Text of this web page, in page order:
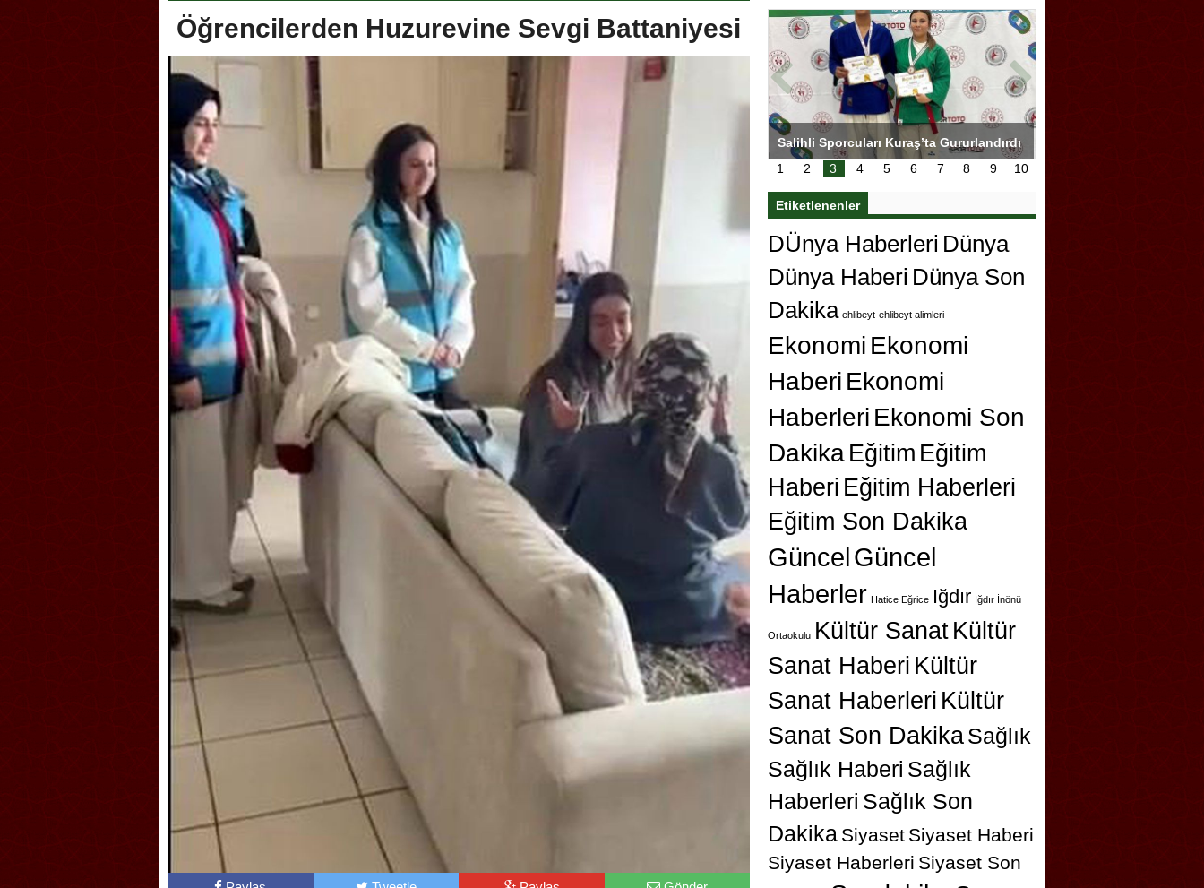
Öğrencilerden Huzurevine Sevgi Battaniyesi
Geleneksel Türk Okçuluğu
ev sahipliği yapıyor
Askerlik şakası Dünya Kupası’nı
karıştırdı! Güney Kore’den sert karar
Galatasaray’dan bakın ne istedi
Salihli Sporcuları Kuraş’ta Gururlandırdı
1 2 3 4 5 6 7 8 9 10
Etiketlenenler
DÜnya Haberleri Dünya
Dünya Haberi Dünya Son
Dakika ehlibeyt ehlibeyt alimleri
Ekonomi Ekonomi
Haberi Ekonomi
Haberleri Ekonomi Son
Dakika Eğitim Eğitim
Haberi Eğitim Haberleri
Eğitim Son Dakika
GüncelGüncel
Haberler Hatice Eğrice Iğdır Iğdır İnönü
Ortaokulu Kültür SanatKültür
Sanat Haberi Kültür
Sanat Haberleri Kültür
Sanat Son DakikaSağlık
Sağlık Haberi Sağlık
Haberleri Sağlık Son
Dakika Siyaset Siyaset Haberi
Siyaset Haberleri Siyaset Son